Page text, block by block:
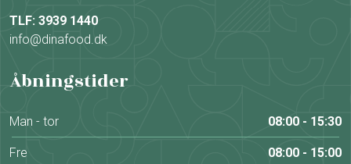
TLF: 3939 1440
info@dinafood.dk
Åbningstider
Man - tor 08:00 - 15:30
Fre 08:00 - 15:00